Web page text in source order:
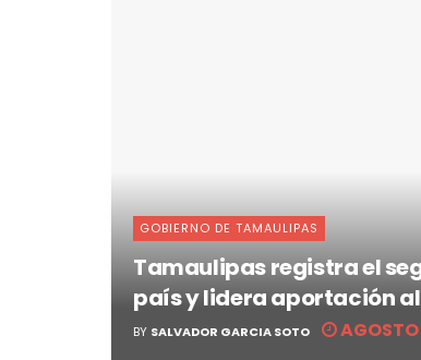
GOBIERNO DE TAMAULIPAS
Tamaulipas registra el
país y lidera aportación
BY SALVADOR GARCIA SOTO